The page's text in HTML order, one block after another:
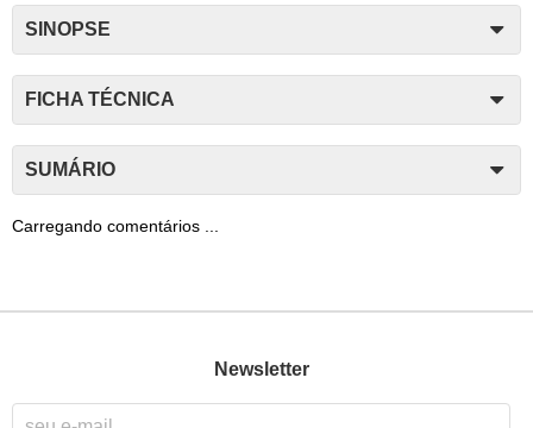
SINOPSE
FICHA TÉCNICA
SUMÁRIO
Carregando comentários ...
Newsletter